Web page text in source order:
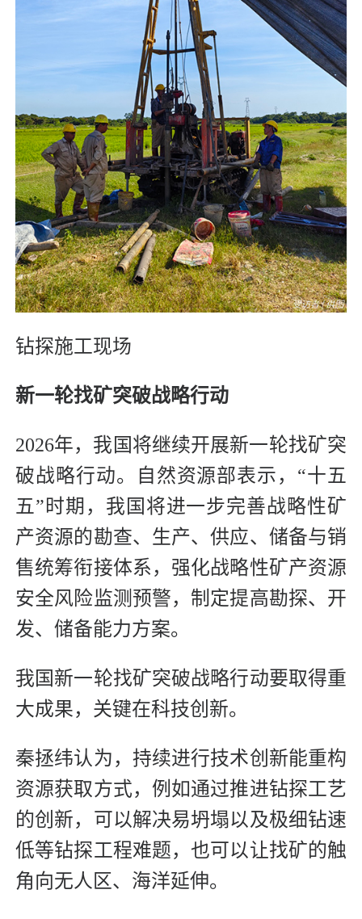
钻探施工现场
新一轮找矿突破战略行动
2026年，我国将继续开展新一轮找矿突
破战略行动。自然资源部表示，“十五
五”时期，我国将进一步完善战略性矿
产资源的勘查、生产、供应、储备与销
售统筹衔接体系，强化战略性矿产资源
安全风险监测预警，制定提高勘探、开
发、储备能力方案。
我国新一轮找矿突破战略行动要取得重
大成果，关键在科技创新。
秦拯纬认为，持续进行技术创新能重构
资源获取方式，例如通过推进钻探工艺
的创新，可以解决易坍塌以及极细钻速
低等钻探工程难题，也可以让找矿的触
角向无人区、海洋延伸。